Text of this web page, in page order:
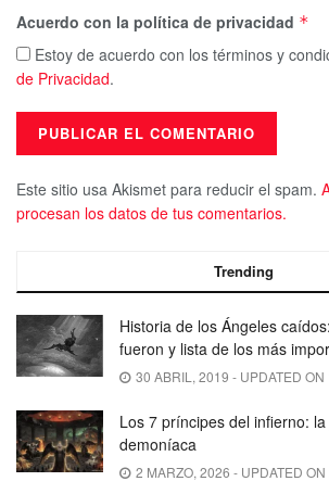
Acuerdo con la política de privacidad *
Estoy de acuerdo con los términos y
de Privacidad.
Este sitio usa Akismet para reducir el spam.
procesan los datos de tus comentarios.
Trending
Historia de los Ángeles
fueron y lista de los más
30 ABRIL, 2019 - UPDATED ON
Los 7 príncipes del infierno:
demoníaca
2 MARZO, 2026 - UPDATED